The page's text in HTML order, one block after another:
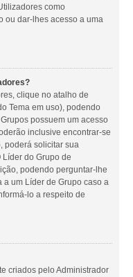
como
ou dar-lhes acesso a uma
clique no atalho de
Tema em uso), podendo
possuem um acesso
inclusive encontrar-se
poderá solicitar sua
do Grupo de
podendo perguntar-lhe
a um Líder de Grupo caso a
lo a respeito de
criados pelo Administrador